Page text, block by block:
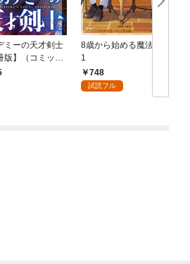
ミーの天才剣士
版】（コミッ
話【フルカラ
8歳から始める魔法学
1
748
試読フル